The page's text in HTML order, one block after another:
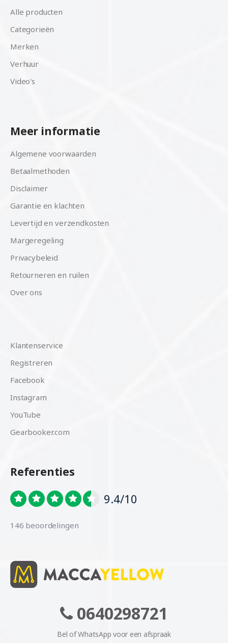
Alle producten
Categorieën
Merken
Verhuur
Video's
Meer informatie
Algemene voorwaarden
Betaalmethoden
Disclaimer
Garantie en klachten
Levertijd en verzendkosten
Margeregeling
Privacybeleid
Retourneren en ruilen
Over ons
Klantenservice
Registreren
Facebook
Instagram
YouTube
Gearbooker.com
Referenties
9.4/10
146 beoordelingen
0640298721
Bel of WhatsApp voor een afspraak